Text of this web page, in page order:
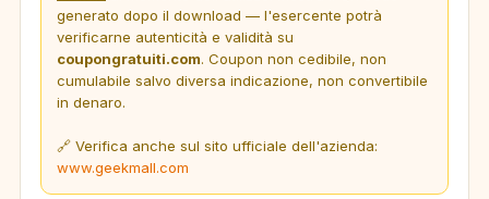
generato dopo il download — l'esercente potrà
verificarne autenticità e validità su
coupongratuiti.com. Coupon non cedibile, non
cumulabile salvo diversa indicazione, non convertibile
in denaro.
🔗 Verifica anche sul sito ufficiale dell'azienda:
www.geekmall.com